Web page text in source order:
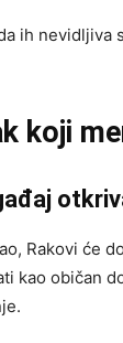
ih nevidljiva
koji
Rakovi će
kao običan